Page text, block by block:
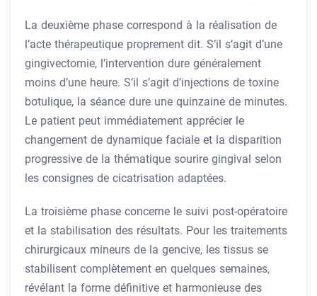
La deuxième phase correspond à la réalisation de
l’acte thérapeutique proprement dit. S’il s’agit d’une
gingivectomie, l’intervention dure généralement
moins d’une heure. S’il s’agit d’injections de toxine
botulique, la séance dure une quinzaine de minutes.
Le patient peut immédiatement apprécier le
changement de dynamique faciale et la disparition
progressive de la thématique sourire gingival selon
les consignes de cicatrisation adaptées.
La troisième phase concerne le suivi post-opératoire
et la stabilisation des résultats. Pour les traitements
chirurgicaux mineurs de la gencive, les tissus se
stabilisent complètement en quelques semaines,
révélant la forme définitive et harmonieuse des